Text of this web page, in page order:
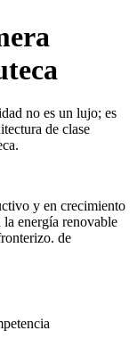
no es un lujo; es
de clase
y en crecimiento
energía renovable
de